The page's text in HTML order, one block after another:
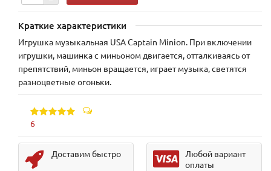
Краткие характеристики
Игрушка музыкальная USA Captain Minion. При включении
игрушки, машинка с миньоном двигается, отталкиваясь от
препятствий, миньон вращается, играет музыка, светятся
разноцветные огоньки.
6
Доставим быстро
Любой вариант
оплаты